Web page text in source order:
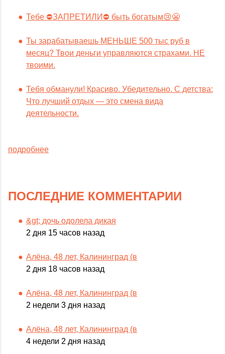
Тебе ⛔️ЗАПРЕТИЛИ⛔️ быть богатым😢😬
Ты зарабатываешь МЕНЬШЕ 500 тыс руб в
месяц? Твои деньги управляются страхами. НЕ
твоими.
Тебя обманули! Красиво. Убедительно. С детства:
Что лучший отдых — это смена вида
деятельности.
подробнее
ПОСЛЕДНИЕ КОММЕНТАРИИ
&gt; дочь одолела дикая
2 дня 15 часов назад
Алёна, 48 лет, Калининград (в
2 дня 18 часов назад
Алёна, 48 лет, Калининград (в
2 недели 3 дня назад
Алёна, 48 лет, Калининград (в
4 недели 2 дня назад